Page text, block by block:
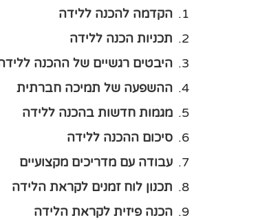
הקדמה להכנה ללידה
תכניות הכנה ללידה
היבטים רגשיים של ההכנה
ההשפעה של תמיכה חברתית
מגמות חדשות בהכנה ללידה
סיכום ההכנה ללידה
עבודה עם מדריכים מקצועיים
תכנון לוח זמנים לקראת הלידה
הכנה פיזית לקראת הלידה